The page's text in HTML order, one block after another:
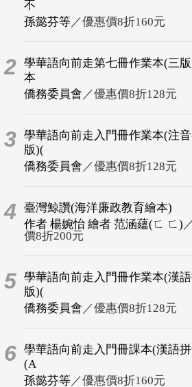
不
孫懿芬等／優惠價8折160元
2 學華語向前走第七冊作業本(三
本
僑務委員會 ／優惠價8折128元
3 學華語向前走入門冊作業本(注
版)(
僑務委員會 ／優惠價8折128元
4
臺灣鯨讚(海洋廉政教育繪本)
作者 楊婉怡 繪者 范涵蘊(ㄈ ㄈ)
價8折200元
5 學華語向前走入門冊作業本(漢
版)(
僑務委員會 ／優惠價8折128元
6 學華語向前走入門冊課本(漢語
(A
孫懿芬等／優惠價8折160元